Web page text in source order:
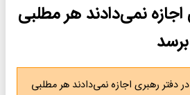
نمی‌دادند هر مطلبی
دفتر رهبری اجازه نمی‌دادند هر مطلبی